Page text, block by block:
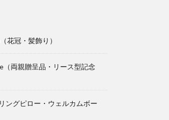
花冠・髪飾り）
（両親贈呈品・リース型記念
ングピロー・ウェルカムボー